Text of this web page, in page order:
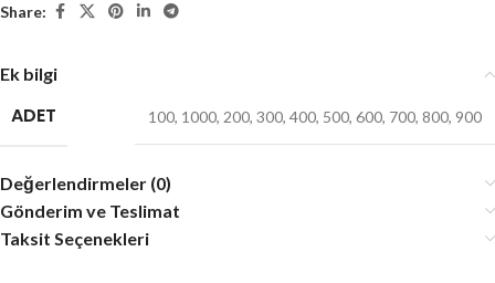
Share:
Ek bilgi
ADET 100, 1000, 200, 300, 400, 500, 600, 700, 800, 900
Değerlendirmeler (0)
Gönderim ve Teslimat
Taksit Seçenekleri